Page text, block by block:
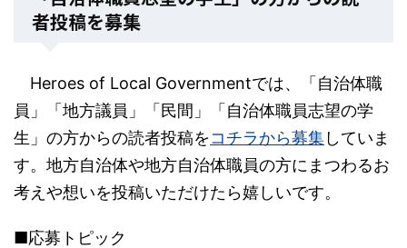
者投稿を募集
Heroes of Local Governmentでは、「自治体職
員」「地方議員」「民間」「自治体職員志望の学
生」の方からの読者投稿をコチラから募集していま
す。地方自治体や地方自治体職員の方にまつわるお
考えや想いを投稿いただけたら嬉しいです。
■応募トピック